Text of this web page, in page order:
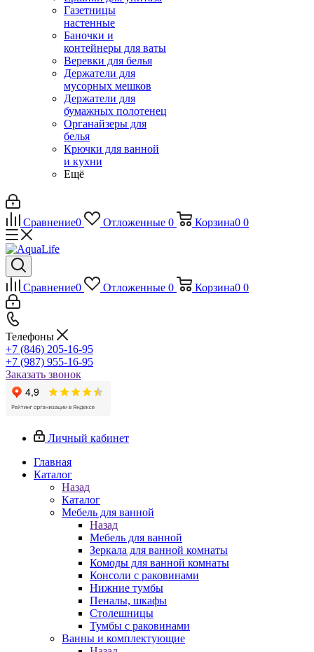
Газетницы
настенные
Баночки и
контейнеры для ваты
Веревки для белья
Держатели для
мусорных мешков
Держатели для
бумажных полотенец
Органайзеры для
белья
Крючки для ванной
и кухни
Ещё
Сравнение0 Отложенные 0 Корзина0 0
Сравнение0 Отложенные 0 Корзина0 0
Телефоны
+7 (846) 205-16-95
+7 (987) 955-16-95
Заказать звонок
Личный кабинет
Главная
Каталог
Назад
Каталог
Мебель для ванной
Назад
Мебель для ванной
Зеркала для ванной комнаты
Комоды для ванной комнаты
Консоли с раковинами
Нижние тумбы
Пеналы, шкафы
Столешницы
Тумбы с раковинами
Ванны и комплектующие